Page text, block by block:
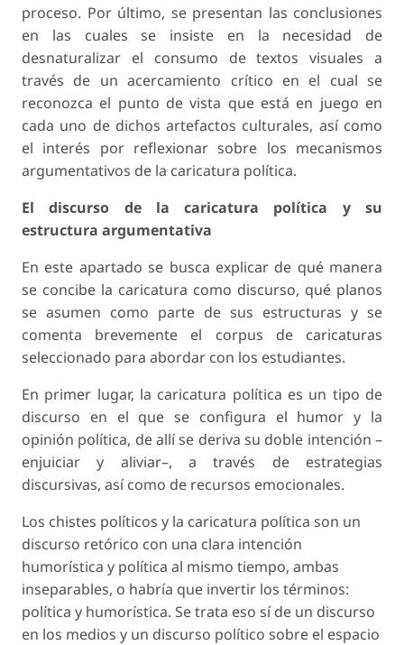
proceso. Por último, se presentan las conclusiones
en las cuales se insiste en la necesidad de
desnaturalizar el consumo de textos visuales a
través de un acercamiento crítico en el cual se
reconozca el punto de vista que está en juego en
cada uno de dichos artefactos culturales, así como
el interés por reflexionar sobre los mecanismos
argumentativos de la caricatura política.
El discurso de la caricatura política y su
estructura argumentativa
En este apartado se busca explicar de qué manera
se concibe la caricatura como discurso, qué planos
se asumen como parte de sus estructuras y se
comenta brevemente el corpus de caricaturas
seleccionado para abordar con los estudiantes.
En primer lugar, la caricatura política es un tipo de
discurso en el que se configura el humor y la
opinión política, de allí se deriva su doble intención –
enjuiciar y aliviar–, a través de estrategias
discursivas, así como de recursos emocionales.
Los chistes políticos y la caricatura política son un
discurso retórico con una clara intención
humorística y política al mismo tiempo, ambas
inseparables, o habría que invertir los términos:
política y humorística. Se trata eso sí de un discurso
en los medios y un discurso político sobre el espacio